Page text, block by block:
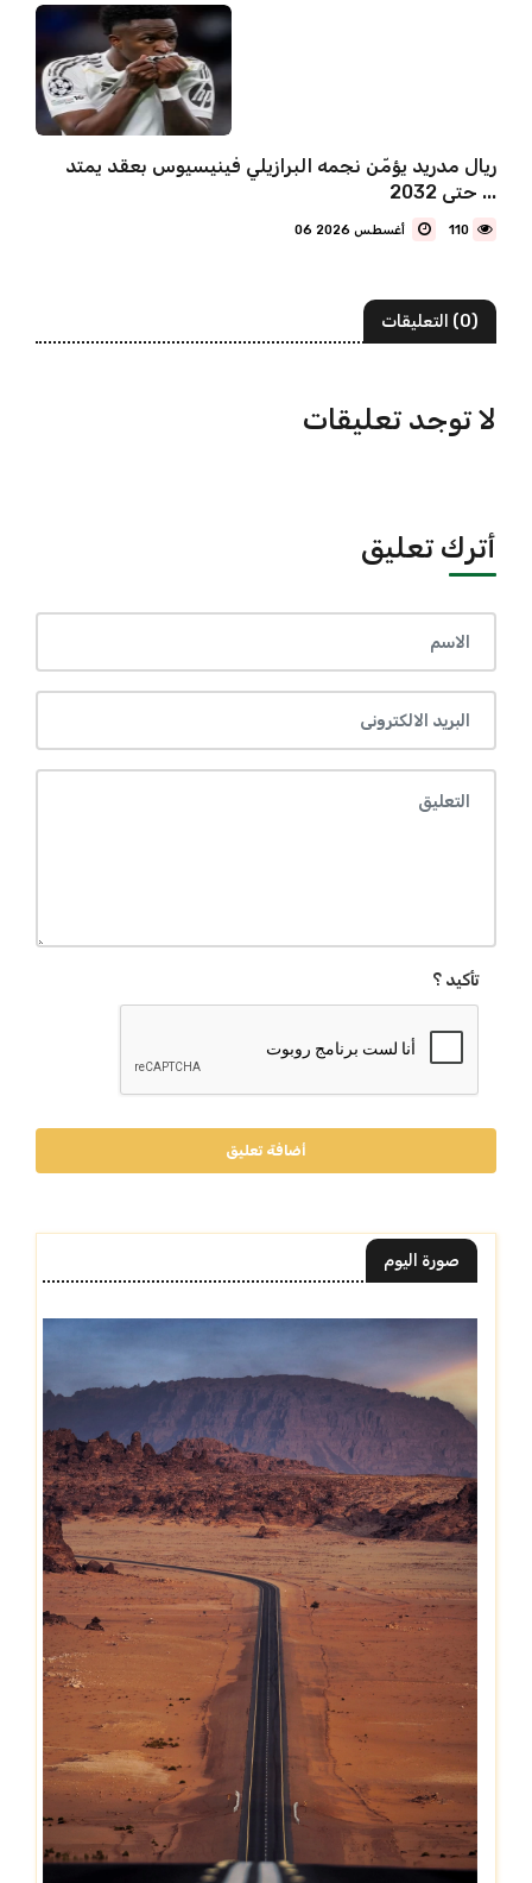
ريال مدريد يؤمّن نجمه البرازيلي فينيسيوس بعقد يمتد
حتى 2032 ...
110
(0) التعليقات
لا توجد تعليقات
أترك تعليق
تأكيد ؟
أضافة تعليق
صورة اليوم